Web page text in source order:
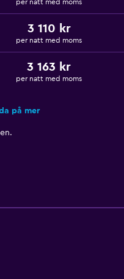
per natt med moms
3 110 kr
per natt med moms
3 163 kr
per natt med moms
på mer